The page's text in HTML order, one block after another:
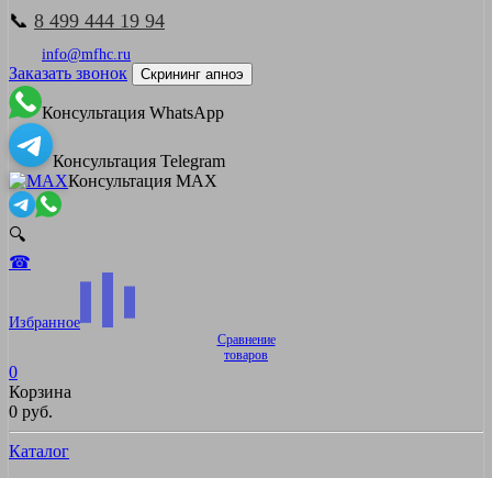
📞 8 499 444 19 94
info@mfhc.ru
Заказать звонок Скрининг апноэ
Консультация WhatsApp
Консультация Telegram
Консультация MAX
🔍
☎
Избранное
Сравнение
товаров
0
Корзина
0 руб.
Каталог